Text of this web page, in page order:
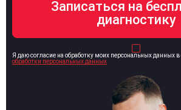
Я даю согласие на обработку моих персональных данных
обработки персональных данных